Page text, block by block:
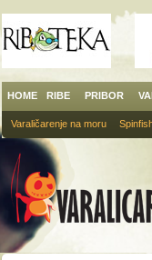
HOME RIBE PRIBOR
Varaličarenje na moru